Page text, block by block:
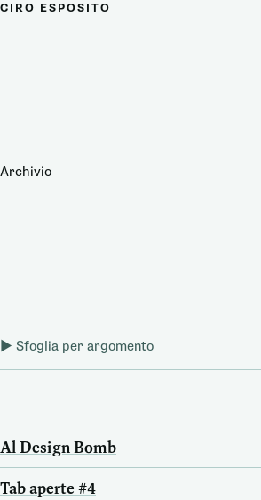
CIRO ESPOSITO
Archivio
Sfoglia per argomento
Al Design Bomb
Tab aperte #4